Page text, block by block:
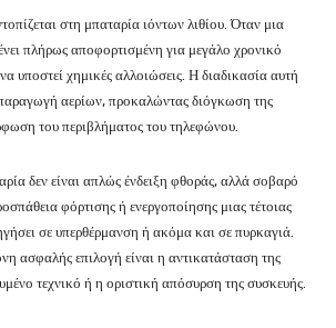
στη μπαταρία ιόντων λιθίου. Όταν μια
πλήρως αποφορτισμένη για μεγάλο χρονικό
υποστεί χημικές αλλοιώσεις. Η διαδικασία αυτή
αερίων, προκαλώντας διόγκωση της
του περιβλήματος του τηλεφώνου.
δεν είναι απλώς ένδειξη φθοράς, αλλά σοβαρό
φόρτισης ή ενεργοποίησης μιας τέτοιας
σε υπερθέρμανση ή ακόμα και σε πυρκαγιά.
ασφαλής επιλογή είναι η αντικατάσταση της
τεχνικό ή η οριστική απόσυρση της συσκευής.